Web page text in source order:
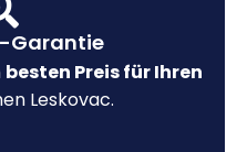
Garantie
besten Preis für Ihren
Leskovac.